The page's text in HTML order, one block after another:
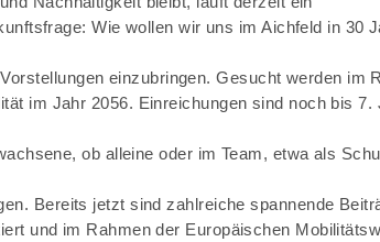
Wie wollen wir uns im Aichfeld in 30
einzubringen. Gesucht werden im
im Jahr 2056. Einreichungen sind noch bis 7.
ob alleine oder im Team, etwa als
Bereits jetzt sind zahlreiche spannende
und im Rahmen der Europäischen